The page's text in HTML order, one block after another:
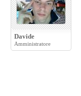
Davide
Amministratore